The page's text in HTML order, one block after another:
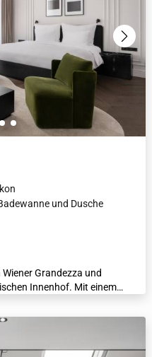
und Dusche
Grandezza und
Innenhof. Mit einem
Fußböden und einer
Aufteilung der Suite die
schwelgen.